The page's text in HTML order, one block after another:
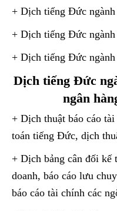
+ Dịch tiếng Đức
+ Dịch tiếng Đức
+ Dịch tiếng Đức
Dịch tiếng Đức
ngân
+ Dịch thuật báo cáo
toán tiếng Đức, dịch
+ Dịch bảng cân đối kế
doanh, báo cáo lưu
báo cáo tài chính các